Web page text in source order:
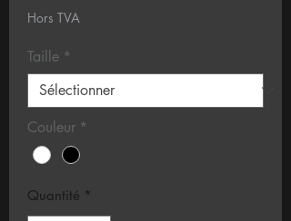
Hors TVA
Taille *
Couleur *
Quantité *